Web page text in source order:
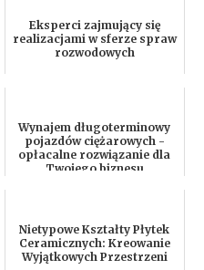
Eksperci zajmujący się
realizacjami w sferze spraw
rozwodowych
Wynajem długoterminowy
pojazdów ciężarowych -
opłacalne rozwiązanie dla
Twojego biznesu
Nietypowe Kształty Płytek
Ceramicznych: Kreowanie
Wyjątkowych Przestrzeni